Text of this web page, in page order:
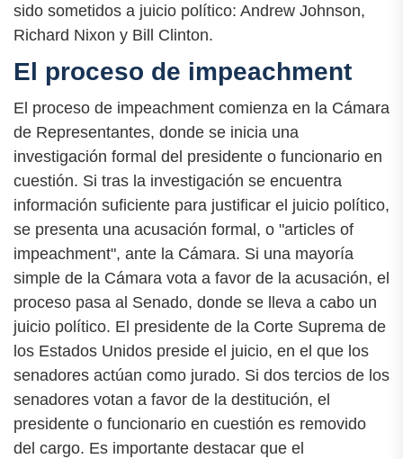
sido sometidos a juicio político: Andrew Johnson,
Richard Nixon y Bill Clinton.
El proceso de impeachment
El proceso de impeachment comienza en la Cámara
de Representantes, donde se inicia una
investigación formal del presidente o funcionario en
cuestión. Si tras la investigación se encuentra
información suficiente para justificar el juicio político,
se presenta una acusación formal, o "articles of
impeachment", ante la Cámara. Si una mayoría
simple de la Cámara vota a favor de la acusación, el
proceso pasa al Senado, donde se lleva a cabo un
juicio político. El presidente de la Corte Suprema de
los Estados Unidos preside el juicio, en el que los
senadores actúan como jurado. Si dos tercios de los
senadores votan a favor de la destitución, el
presidente o funcionario en cuestión es removido
del cargo. Es importante destacar que el